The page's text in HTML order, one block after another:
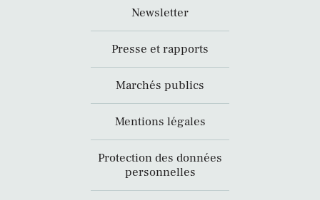
Newsletter
Presse et rapports
Marchés publics
Mentions légales
Protection des données
personnelles